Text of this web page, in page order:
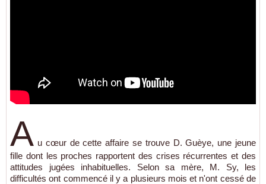
A u cœur de cette affaire se trouve D. Guèye, une jeune
fille dont les proches rapportent des crises récurrentes et des
attitudes jugées inhabituelles. Selon sa mère, M. Sy, les
difficultés ont commencé il y a plusieurs mois et n'ont cessé de